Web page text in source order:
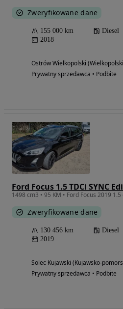
Zweryfikowane dane
155 000 km Diesel
2018
Ostrów Wielkopolski
Prywatny sprzedawca • Podbite
Ford Focus 1.5 TDCi SYNC
1498 cm3 • 95 KM • Ford Focus 2019 1.5
Zweryfikowane dane
130 456 km Diesel
2019
Solec Kujawski (Kujawsko-
Prywatny sprzedawca • Podbite